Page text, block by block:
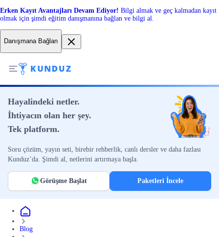
Erken Kayıt Avantajları Devam Ediyor! Bilgi almak ve geç kalmadan kayıt
olmak için şimdi eğitim danışmanına bağlan ve bilgi al.
Danışmana Bağlan
Hayalindeki netler.
İhtiyacın olan her şey.
Tek platform.
Soru çözüm, yayın seti, birebir rehberlik, canlı dersler ve daha fazlası
Kunduz’da. Şimdi al, netlerini artırmaya başla.
Görüşme Başlat Paketleri İncele
Blog